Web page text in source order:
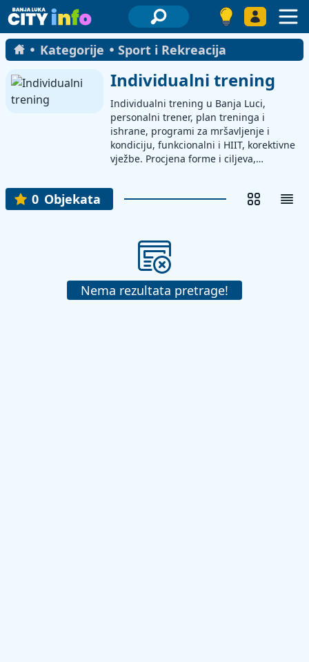
Kategorije Sport i Rekreacija
Individualni trening
Individualni trening u Banja Luci,
personalni trener, plan treninga i
ishrane, programi za mršavljenje i
kondiciju, funkcionalni i HIIT, korektivne
vježbe. Procjena forme i ciljeva,
Lokacije i kontakt podaci trenera.
0 Objekata
Nema rezultata pretrage!